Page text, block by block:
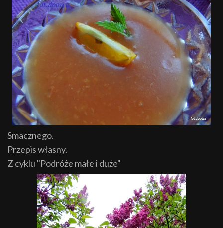
Smacznego.
Przepis własny.
Z cyklu "Podróże małe i duże"